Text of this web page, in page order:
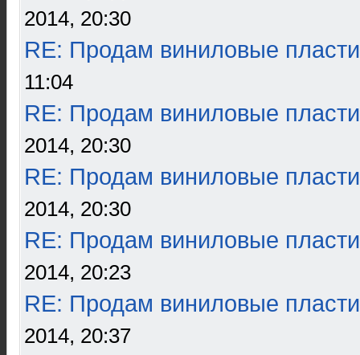
2014, 20:30
RE: Продам виниловые
11:04
RE: Продам виниловые
2014, 20:30
RE: Продам виниловые
2014, 20:30
RE: Продам виниловые
2014, 20:23
RE: Продам виниловые
2014, 20:37